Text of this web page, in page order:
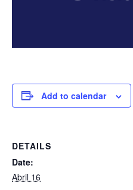
Add to calendar
DETAILS
Date:
Abril 16